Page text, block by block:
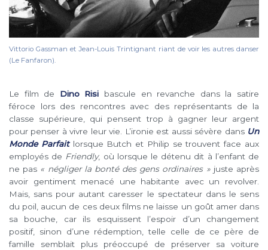
Vittorio Gassman et Jean-Louis Trintignant riant de voir les autres danser
(Le Fanfaron).
Le film de Dino Risi bascule en revanche dans la satire
féroce lors des rencontres avec des représentants de la
classe supérieure, qui pensent trop à gagner leur argent
pour penser à vivre leur vie. L’ironie est aussi sévère dans Un
Monde Parfaitlorsque Butch et Philip se trouvent face aux
employés de Friendly, où lorsque le détenu dit à l’enfant de
ne pas « négliger la bonté des gens ordinaires »juste après
avoir gentiment menacé une habitante avec un revolver.
Mais, sans pour autant caresser le spectateur dans le sens
du poil, aucun de ces deux films ne laisse un goût amer dans
sa bouche, car ils esquissent l’espoir d’un changement
positif, sinon d’une rédemption, telle celle de ce père de
famille semblait plus préoccupé de préserver sa voiture